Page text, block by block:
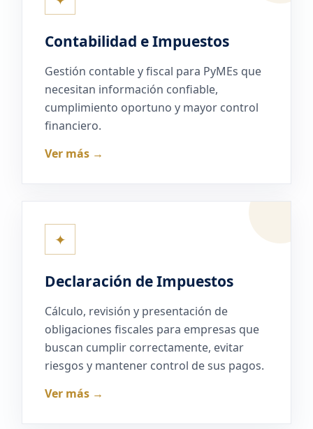
Contabilidad e Impuestos
Gestión contable y fiscal para PyMEs que
necesitan información confiable,
cumplimiento oportuno y mayor control
financiero.
Ver más →
✦
Declaración de Impuestos
Cálculo, revisión y presentación de
obligaciones fiscales para empresas que
buscan cumplir correctamente, evitar
riesgos y mantener control de sus pagos.
Ver más →